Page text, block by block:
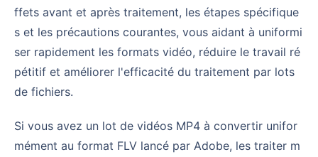
ffets avant et après traitement, les étapes spécifique
s et les précautions courantes, vous aidant à uniformi
ser rapidement les formats vidéo, réduire le travail ré
pétitif et améliorer l'efficacité du traitement par lots
de fichiers.
Si vous avez un lot de vidéos MP4 à convertir unifor
mément au format FLV lancé par Adobe, les traiter m